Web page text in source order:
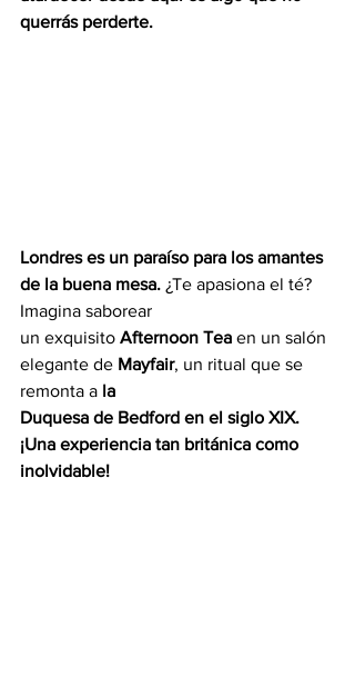
querrás perderte.
Londres es un paraíso para los amantes
de la buena mesa. ¿Te apasiona el té?
Imagina saborear
un exquisito Afternoon Tea en un salón
elegante de Mayfair, un ritual que se
remonta a la
Duquesa de Bedford en el siglo XIX.
¡Una experiencia tan británica como
inolvidable!